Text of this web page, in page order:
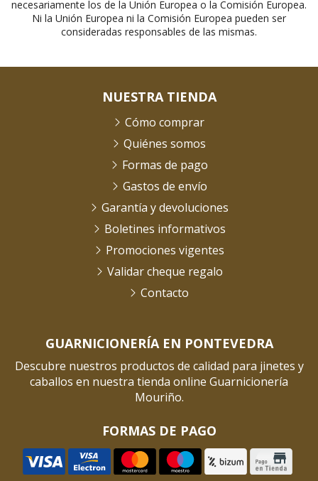
necesariamente los de la Unión Europea o la Comisión Europea.
Ni la Unión Europea ni la Comisión Europea pueden ser
consideradas responsables de las mismas.
GUARNICIONERÍA EN PONTEVEDRA
Descubre nuestros productos de calidad para jinetes y
caballos en nuestra tienda online Guarnicionería
Mouriño.
FORMAS DE PAGO
NUESTRA TIENDA
Cómo comprar
Quiénes somos
Formas de pago
Gastos de envío
Garantía y devoluciones
Boletines informativos
Promociones vigentes
Validar cheque regalo
Contacto